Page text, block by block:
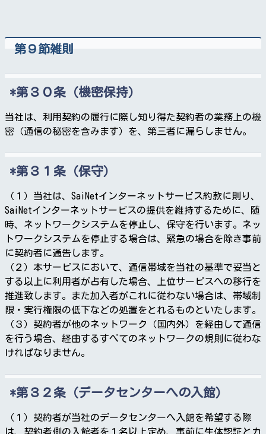
第９節雑則
第３０条（機密保持）
当社は、利用契約の履行に際し知り得た契約者の業務上の機
密（通信の秘密を含みます）を、第三者に漏らしません。
第３１条（保守）
（１）当社は、SaiNetインターネットサービス約款に則り、
SaiNetインターネットサービスの提供を維持するために、随
時、ネットワークシステムを停止し、保守を行います。ネッ
トワークシステムを停止する場合は、緊急の場合を除き事前
に契約者に通告します。
（２）本サービスにおいて、通信帯域を当社の基準で妥当と
する以上に利用者が占有した場合、上位サービスへの移行を
推進致します。また加入者がこれに従わない場合は、帯域制
限・実行権限の低下などの処置をとれるものといたします。
（３）契約者が他のネットワーク（国内外）を経由して通信
を行う場合、経由するすべてのネットワークの規則に従わな
ければなりません。
第３２条（データセンターへの入館）
（１）契約者が当社のデータセンターへ入館を希望する際
は、契約者側の入館者を１名以上定め、事前に生体認証とカ